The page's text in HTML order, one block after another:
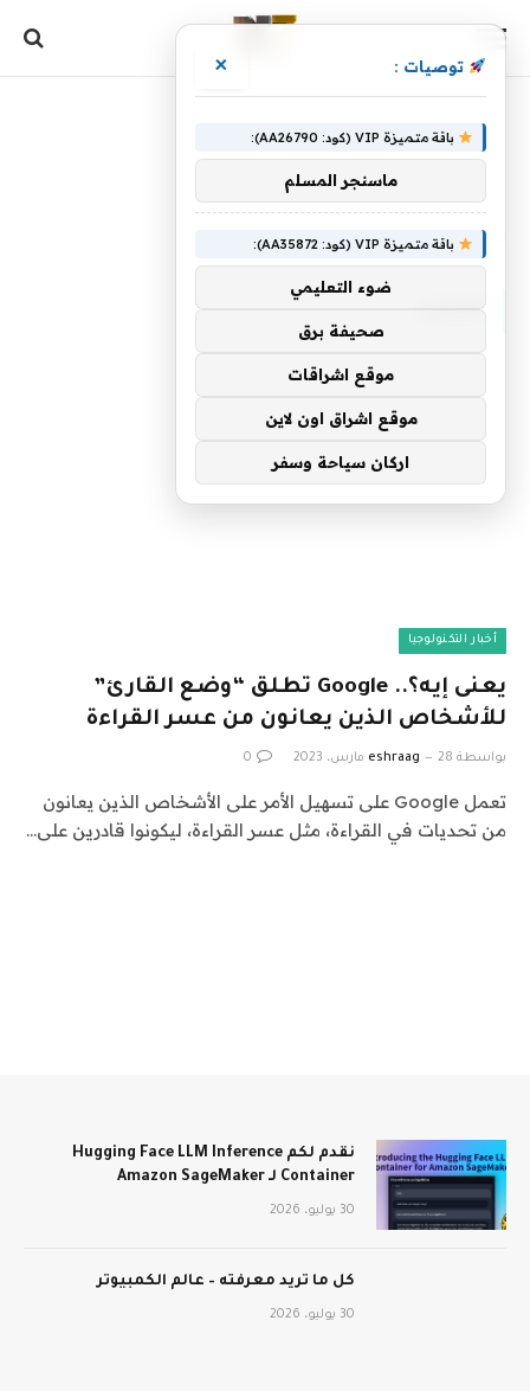
الرئيسية »القارئ
القارئ
أخبار التكنولوجيا
يعنى إيه؟.. Google تطلق “وضع القارئ”
للأشخاص الذين يعانون من عسر القراءة
بواسطة eshraag 28 مارس، 2023 0
تعمل Google على تسهيل الأمر على الأشخاص الذين يعانون
من تحديات في القراءة، مثل عسر القراءة، ليكونوا قادرين على…
نقدم لكم Hugging Face LLM Inference
Container لـ Amazon SageMaker
30 يوليو، 2026
كل ما تريد معرفته – عالم الكمبيوتر
30 يوليو، 2026
توصيات : ×
باقة متميزة VIP (كود: AA26790):
ماسنجر المسلم
باقة متميزة VIP (كود: AA35872):
ضوء التعليمي
صحيفة برق
موقع اشراقات
موقع اشراق اون لاين
اركان سياحة وسفر